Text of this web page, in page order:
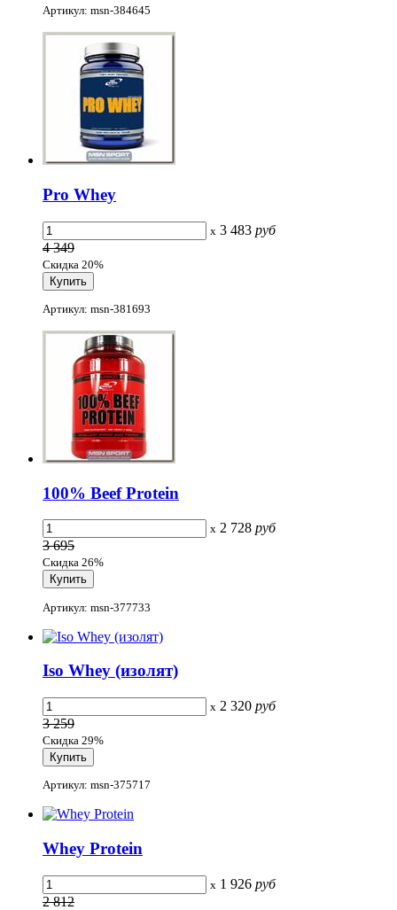
Артикул: msn-384645
Pro Whey
x 3 483 руб
4 349
Скидка 20%
Артикул: msn-381693
100% Beef Protein
x 2 728 руб
3 695
Скидка 26%
Артикул: msn-377733
Iso Whey (изолят)
x 2 320 руб
3 259
Скидка 29%
Артикул: msn-375717
Whey Protein
x 1 926 руб
2 812